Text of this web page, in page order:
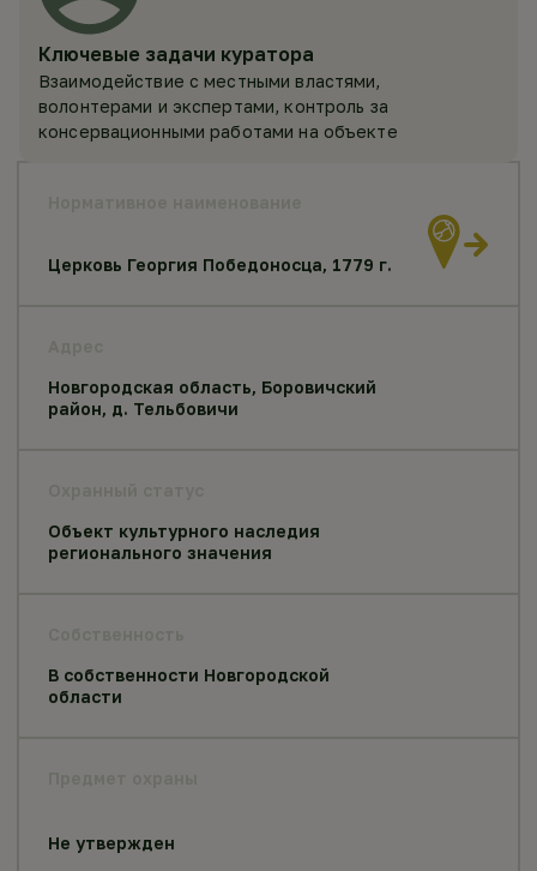
Церковь Георгия Победоносца, 1779 г.
Новгородская область, Боровичский
район, д. Тельбовичи
Объект культурного наследия
регионального значения
В собственности Новгородской
области
Не утвержден
Ключевые задачи куратора
Взаимодействие с местными властями,
волонтерами и экспертами, контроль за
консервационными работами на объекте